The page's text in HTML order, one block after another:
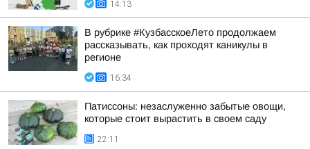
14:13
В рубрике #КузбасскоеЛето продолжаем
рассказывать, как проходят каникулы в
регионе
16:34
Патиссоны: незаслуженно забытые овощи,
которые стоит вырастить в своем саду
22:11